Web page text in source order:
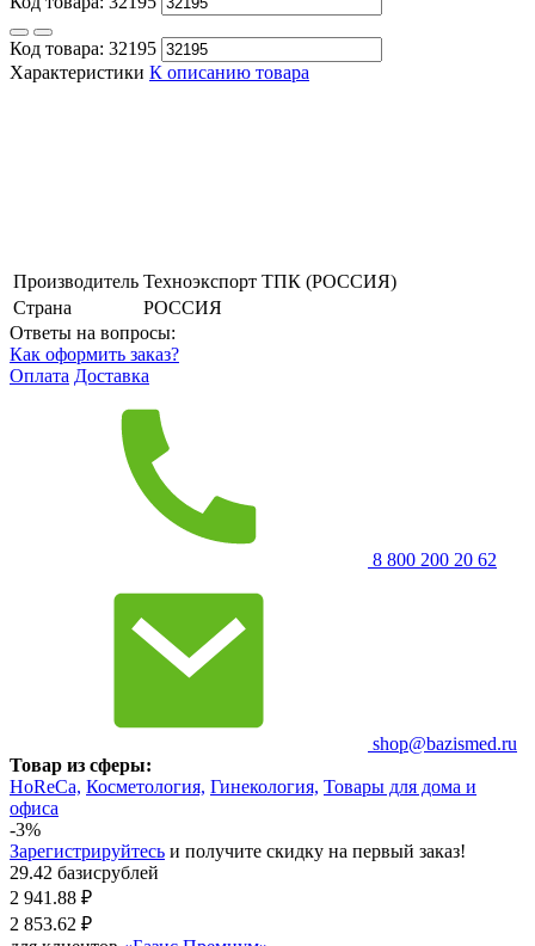
Код товара: 32195
Характеристики К описанию товара
Производитель Техноэкспорт ТПК (РОССИЯ)
Страна
РОССИЯ
Ответы на вопросы:
Как оформить заказ?
Оплата Доставка
8 800 200 20 62
shop@bazismed.ru
Товар из сферы:
HoReCa, Косметология, Гинекология, Товары для дома и
офиса
-3%
Зарегистрируйтесь и получите скидку на первый заказ!
29.42 базисрублей
2 941.88 ₽
2 853.62 ₽